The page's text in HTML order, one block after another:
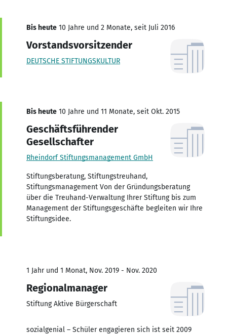
Bis heute 10 Jahre und 2 Monate, seit Juli 2016
Vorstandsvorsitzender
DEUTSCHE STIFTUNGSKULTUR
Bis heute 10 Jahre und 11 Monate, seit Okt. 2015
Geschäftsführender
Gesellschafter
Rheindorf Stiftungsmanagement GmbH
Stiftungsberatung, Stiftungstreuhand,
Stiftungsmanagement Von der Gründungsberatung
über die Treuhand-Verwaltung Ihrer Stiftung bis zum
Management der Stiftungsgeschäfte begleiten wir Ihre
Stiftungsidee.
1 Jahr und 1 Monat, Nov. 2019 - Nov. 2020
Regionalmanager
Stiftung Aktive Bürgerschaft
sozialgenial – Schüler engagieren sich ist seit 2009